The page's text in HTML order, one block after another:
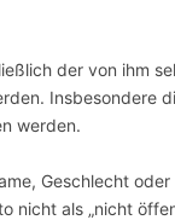
der von ihm
Insbesondere
werden.
Geschlecht oder
nicht als „nicht